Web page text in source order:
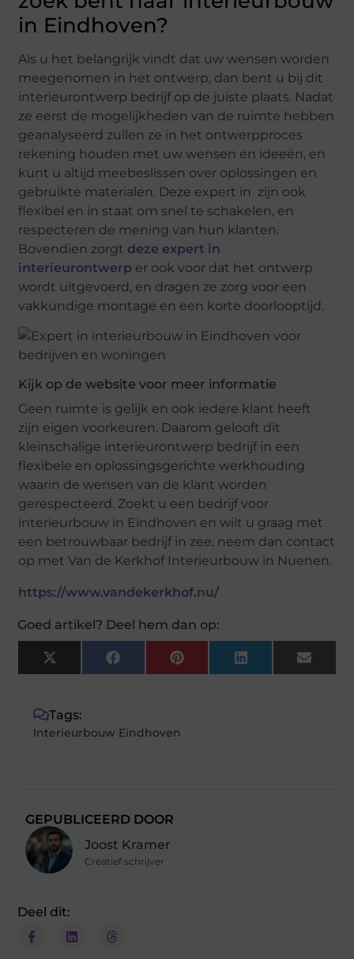
in Eindhoven?
Als u het belangrijk vindt dat uw wensen worden
meegenomen in het ontwerp, dan bent u bij dit
interieurontwerp bedrijf op de juiste plaats. Nadat
ze eerst de mogelijkheden van de ruimte hebben
geanalyseerd zullen ze in het ontwerpproces
rekening houden met uw wensen en ideeën, en
kunt u altijd meebeslissen over oplossingen en
gebruikte materialen. Deze expert in zijn ook
flexibel en in staat om snel te schakelen, en
respecteren de mening van hun klanten.
Bovendien zorgt deze expert in
interieurontwerp er ook voor dat het ontwerp
wordt uitgevoerd, en dragen ze zorg voor een
vakkundige montage en een korte doorlooptijd.
Kijk op de website voor meer informatie
Geen ruimte is gelijk en ook iedere klant heeft
zijn eigen voorkeuren. Daarom gelooft dit
kleinschalige interieurontwerp bedrijf in een
flexibele en oplossingsgerichte werkhouding
waarin de wensen van de klant worden
gerespecteerd. Zoekt u een bedrijf voor
interieurbouw in Eindhoven en wilt u graag met
een betrouwbaar bedrijf in zee, neem dan contact
op met Van de Kerkhof Interieurbouw in Nuenen.
https://www.vandekerkhof.nu/
Goed artikel? Deel hem dan op:
X
(Twitter)
FacebookPinterestLinkedIn Email
Tags:
Interieurbouw Eindhoven
GEPUBLICEERD DOOR
Joost Kramer
Creatief schrijver
Deel dit: